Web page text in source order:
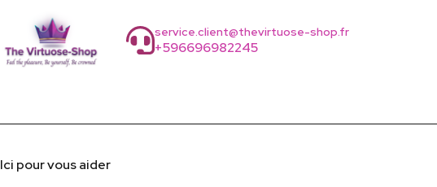
service.client@thevirtuose-shop.fr
+596696982245
Ici pour vous aider